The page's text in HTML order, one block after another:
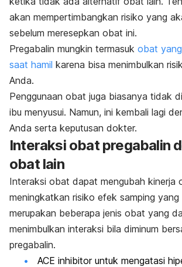
akan mempertimbangkan risiko yang
sebelum meresepkan obat ini.
Pregabalin mungkin termasuk obat
saat hamil karena bisa menimbulkan
Anda.
Penggunaan obat juga biasanya tidak
ibu menyusui. Namun, ini kembali lagi
Anda serta keputusan dokter.
Interaksi obat pregabalin
obat lain
Interaksi obat dapat mengubah kinerja
meningkatkan risiko efek samping yang
merupakan beberapa jenis obat yang
menimbulkan interaksi bila diminum
pregabalin.
ACE inhibitoruntuk mengatasi